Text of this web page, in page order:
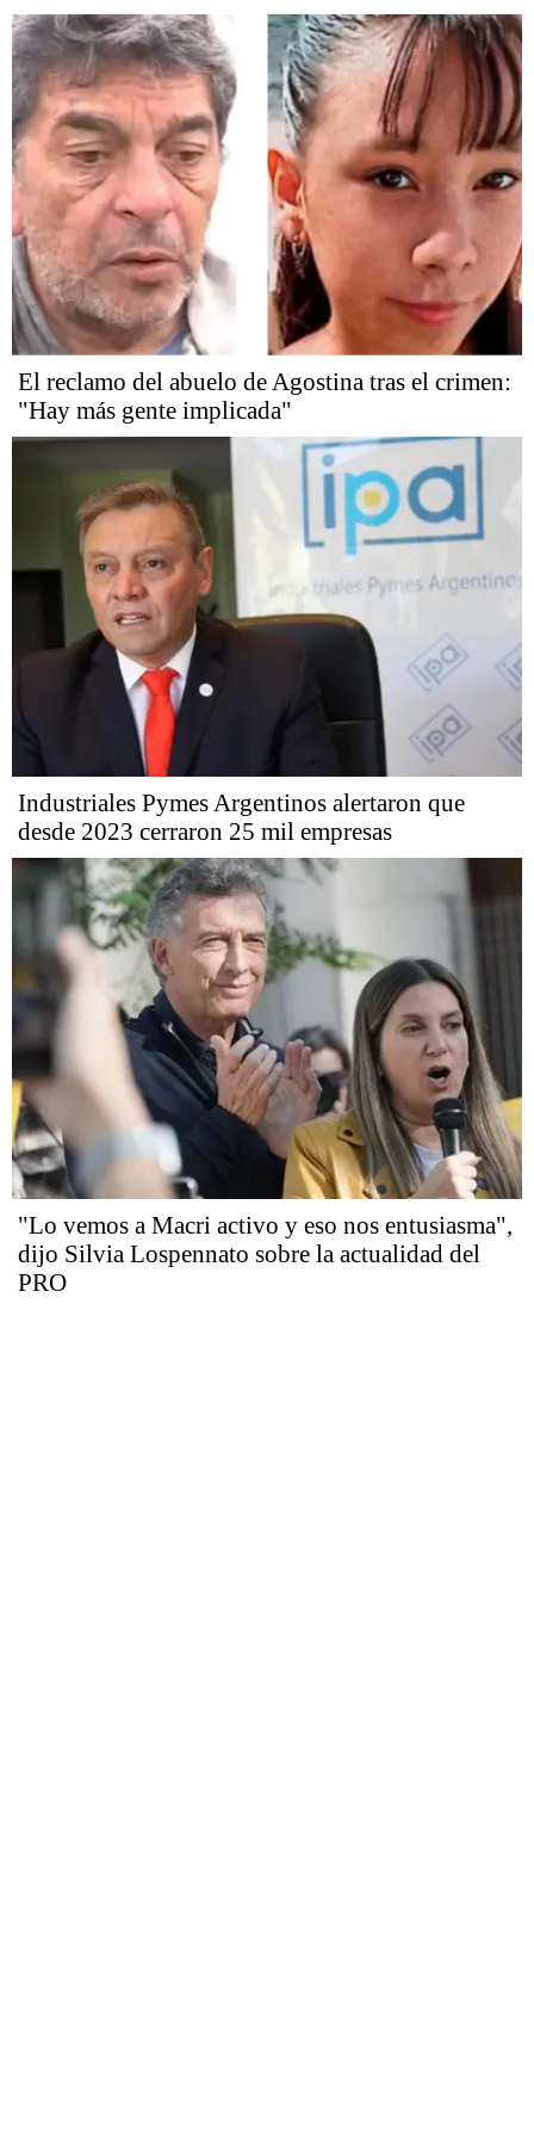
El reclamo del abuelo de Agostina tras el crimen:
"Hay más gente implicada"
Industriales Pymes Argentinos alertaron que
desde 2023 cerraron 25 mil empresas
"Lo vemos a Macri activo y eso nos entusiasma",
dijo Silvia Lospennato sobre la actualidad del
PRO